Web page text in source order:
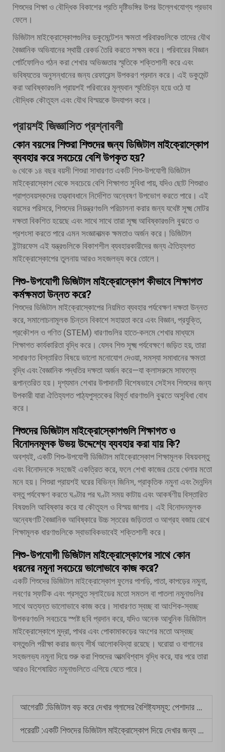
শিশুদের শিক্ষা ও বৌদ্ধিক বিকাশের প্রতি দৃষ্টিভঙ্গির উপর উল্লেখযোগ্য প্রভাব
ফেলে।
ডিজিটাল মাইক্রোস্কোপগুলির ডকুমেন্টেশন ক্ষমতা পরিবারগুলিকে তাদের যৌথ
বৈজ্ঞানিক অভিযানের স্থায়ী রেকর্ড তৈরি করতে সক্ষম করে। পরিবারের বিজ্ঞান
পোর্টফোলিও গঠন করা শেখার অভিজ্ঞতার স্মৃতিকে শক্তিশালী করে এবং
ভবিষ্যতের অনুসন্ধানের জন্য রেফারেন্স উপকরণ প্রদান করে। এই ডকুমেন্ট
করা আবিষ্কারগুলি প্রায়শই পরিবারের মূল্যবান স্মৃতিচিহ্ন হয়ে ওঠে যা
বৌদ্ধিক কৌতূহল এবং যৌথ বিস্ময়কে উদযাপন করে।
প্রায়শই জিজ্ঞাসিত প্রশ্নাবলী
কোন বয়সের শিশুরা শিশুদের জন্য ডিজিটাল মাইক্রোস্কোপ
ব্যবহার করে সবচেয়ে বেশি উপকৃত হয়?
৬ থেকে ১৪ বছর বয়সী শিশুরা সাধারণত একটি শিশু-উপযোগী ডিজিটাল
মাইক্রোস্কোপ থেকে সবচেয়ে বেশি শিক্ষাগত সুবিধা পায়, যদিও ছোট শিশুরাও
প্রাপ্তবয়স্কদের তত্ত্বাবধানে নির্দেশিত অন্বেষণ উপভোগ করতে পারে। এই
বয়সের পরিসরে, শিশুদের নিয়ন্ত্রণগুলি পরিচালনা করার জন্য যথেষ্ট সূক্ষ্ম মোটর
দক্ষতা বিকশিত হয়েছে এবং সাথে সাথে তারা সূক্ষ্ম আবিষ্কারগুলি বুঝতে ও
প্রশংসা করতে পারে এমন সংজ্ঞানাত্মক ক্ষমতাও অর্জন করে। ডিজিটাল
ইন্টারফেস এই যন্ত্রগুলিকে বিকাশশীল ব্যবহারকারীদের জন্য ঐতিহ্যগত
মাইক্রোস্কোপের তুলনায় আরও সহজলভ্য করে তোলে।
শিশু-উপযোগী ডিজিটাল মাইক্রোস্কোপ কীভাবে শিক্ষাগত
কর্মক্ষমতা উন্নত করে?
শিশুদের ডিজিটাল মাইক্রোস্কোপের নিয়মিত ব্যবহার পর্যবেক্ষণ দক্ষতা উন্নত
করে, সমালোচনামূলক চিন্তন বিকাশে সহায়তা করে এবং বিজ্ঞান, প্রযুক্তি,
প্রকৌশল ও গণিত (STEM) ধারণাগুলির হাতে-কলমে শেখার মাধ্যমে
শিক্ষাগত কার্যকারিতা বৃদ্ধি করে। যেসব শিশু সূক্ষ্ম পর্যবেক্ষণে জড়িত হয়, তারা
সাধারণত বিস্তারিত বিষয়ে ভালো মনোযোগ দেওয়া, সমস্যা সমাধানের ক্ষমতা
বৃদ্ধি এবং বৈজ্ঞানিক পদ্ধতির দক্ষতা অর্জন করে—যা ক্লাসরুমে সাফল্যে
রূপান্তরিত হয়। দৃশ্যমান শেখার উপাদানটি বিশেষভাবে সেইসব শিশুদের জন্য
উপকারী যারা ঐতিহ্যগত পাঠ্যপুস্তকের বিমূর্ত ধারণাগুলি বুঝতে অসুবিধা বোধ
করে।
শিশুদের ডিজিটাল মাইক্রোস্কোপগুলি শিক্ষাগত ও
বিনোদনমূলক উভয় উদ্দেশ্যে ব্যবহার করা যায় কি?
অবশ্যই, একটি শিশু-উপযোগী ডিজিটাল মাইক্রোস্কোপ শিক্ষামূলক বিষয়বস্তু
এবং বিনোদনকে সহজেই একত্রিত করে, ফলে শেখা কাজের চেয়ে খেলার মতো
মনে হয়। শিশুরা প্রায়শই ঘরের বিভিন্ন জিনিস, প্রাকৃতিক নমুনা এবং দৈনন্দিন
বস্তু পর্যবেক্ষণ করতে ঘণ্টার পর ঘণ্টা সময় কাটায় এবং আকর্ষণীয় বিস্তারিত
বিষয়গুলি আবিষ্কার করে যা কৌতূহল ও বিস্ময় জাগায়। এই বিনোদনমূলক
অন্বেষণটি বৈজ্ঞানিক আবিষ্কারে উচ্চ স্তরের জড়িততা ও আগ্রহ বজায় রেখে
শিক্ষামূলক ধারণাগুলিকে স্বাভাবিকভাবেই শক্তিশালী করে।
শিশু-উপযোগী ডিজিটাল মাইক্রোস্কোপের সাথে কোন
ধরনের নমুনা সবচেয়ে ভালোভাবে কাজ করে?
একটি শিশুদের ডিজিটাল মাইক্রোস্কোপ ফুলের পাপড়ি, পাতা, কাপড়ের নমুনা,
লবণের স্ফটিক এবং প্রস্তুত স্লাইডের মতো সমতল বা পাতলা নমুনাগুলির
সাথে অত্যন্ত ভালোভাবে কাজ করে। সাধারণত স্বচ্ছ বা আংশিক-স্বচ্ছ
উপকরণগুলি সবচেয়ে স্পষ্ট ছবি প্রদান করে, যদিও অনেক আধুনিক ডিজিটাল
মাইক্রোস্কোপে মুদ্রা, পাথর এবং পোকামাকড়ের অংশের মতো অস্বচ্ছ
বস্তুগুলি পরীক্ষা করার জন্য শীর্ষ আলোকবিদ্যা রয়েছে। ঘরোয়া ও বাগানের
সহজলভ্য নমুনা দিয়ে শুরু করা শিশুদের আত্মবিশ্বাস বৃদ্ধি করে, যার পরে তারা
আরও বিশেষায়িত নমুনাগুলিতে এগিয়ে যেতে পারে।
আগেরটি :ডিজিটাল বড় করে দেখার গ্লাসের বৈশিষ্ট্যসমূহ: পেশাদার ক্রেতার গাইড
পরেরটি :একটি শিশুদের ডিজিটাল মাইক্রোস্কোপ দিয়ে দেখার জন্য ৫টি অসাধারণ বস্তু